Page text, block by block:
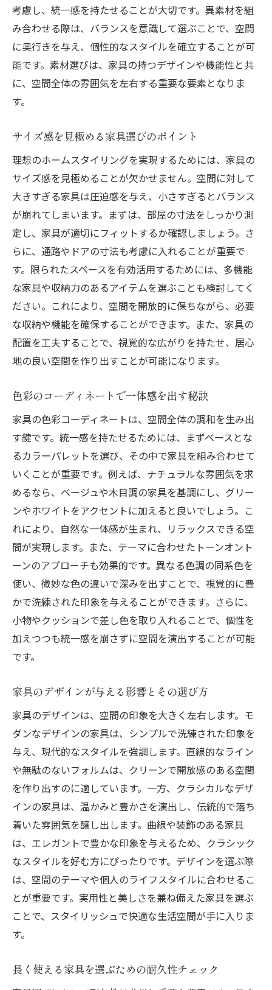
多機能家具で限られたスペースを活用
収納力を高める家具選びのポイント
快適性を重視した家具素材の選び方
ライフスタイルに合わせた家具選定方法
テーマに合った家具で個性的な空間を演出する
テーマごとの家具選びの基本
個性を引き出す家具のカスタマイズ案
スタイルを統一するための家具選び
アクセント家具で空間に変化をつける
異素材ミックスで独自の雰囲気を演出
家具の配置で動線を意識して快適な生活空間を
実現
使いやすさを考慮した動線計画の重要性
家具配置で生まれる快適な動線とは
部屋の目的に合わせた動線の工夫
生活動線に優れた家具配置の具体例
動線を意識したゾーニングのテクニック
北欧風ホームスタイリングに最適な家具の選び
方
シンプルながら機能的な北欧風家具選び
ナチュラル素材を活かした北欧スタイル
北欧風カラーコーディネートのポイント
北欧デザインを引き立てるインテリア小物
ヒュッゲを意識した家具の選び方
北欧風インテリアで心地よい空間作り
多機能家具で限られたスペースを有効活用する
秘訣
収納機能を兼ね備えた省スペース家具
多様な用途に対応する変形家具の選び方
スペースを最大限に活かす家具の工夫
多機能家具の選び方と活用法
狭い部屋を広く見せる家具テクニック
アクセサリーで家具と調和するインテリアを作
るコツ
テーマに合わせたインテリアアクセサリー
の選び方
家具と小物のバランスを考える配置術
アクセサリーで空間に彩りを加える方法
インテリアに動きをつけるアクセサリー選
定
トレンドを取り入れたアクセサリーコーデ
ィネート
考慮し、統一感を持たせることが大切です。異素材を組
み合わせる際は、バランスを意識して選ぶことで、空間
に奥行きを与え、個性的なスタイルを確立することが可
能です。素材選びは、家具の持つデザインや機能性と共
に、空間全体の雰囲気を左右する重要な要素となりま
す。
サイズ感を見極める家具選びのポイント
理想のホームスタイリングを実現するためには、家具の
サイズ感を見極めることが欠かせません。空間に対して
大きすぎる家具は圧迫感を与え、小さすぎるとバランス
が崩れてしまいます。まずは、部屋の寸法をしっかり測
定し、家具が適切にフィットするか確認しましょう。さ
らに、通路やドアの寸法も考慮に入れることが重要で
す。限られたスペースを有効活用するためには、多機能
な家具や収納力のあるアイテムを選ぶことも検討してく
ださい。これにより、空間を開放的に保ちながら、必要
な収納や機能を確保することができます。また、家具の
配置を工夫することで、視覚的な広がりを持たせ、居心
地の良い空間を作り出すことが可能になります。
色彩のコーディネートで一体感を出す秘訣
家具の色彩コーディネートは、空間全体の調和を生み出
す鍵です。統一感を持たせるためには、まずベースとな
るカラーパレットを選び、その中で家具を組み合わせて
いくことが重要です。例えば、ナチュラルな雰囲気を求
めるなら、ベージュや木目調の家具を基調にし、グリー
ンやホワイトをアクセントに加えると良いでしょう。こ
れにより、自然な一体感が生まれ、リラックスできる空
間が実現します。また、テーマに合わせたトーンオント
ーンのアプローチも効果的です。異なる色調の同系色を
使い、微妙な色の違いで深みを出すことで、視覚的に豊
かで洗練された印象を与えることができます。さらに、
小物やクッションで差し色を取り入れることで、個性を
加えつつも統一感を崩さずに空間を演出することが可能
です。
家具のデザインが与える影響とその選び方
家具のデザインは、空間の印象を大きく左右します。モ
ダンなデザインの家具は、シンプルで洗練された印象を
与え、現代的なスタイルを強調します。直線的なライン
や無駄のないフォルムは、クリーンで開放感のある空間
を作り出すのに適しています。一方、クラシカルなデザ
インの家具は、温かみと豊かさを演出し、伝統的で落ち
着いた雰囲気を醸し出します。曲線や装飾のある家具
は、エレガントで豊かな印象を与えるため、クラシック
なスタイルを好む方にぴったりです。デザインを選ぶ際
は、空間のテーマや個人のライフスタイルに合わせるこ
とが重要です。実用性と美しさを兼ね備えた家具を選ぶ
ことで、スタイリッシュで快適な生活空間が手に入りま
す。
長く使える家具を選ぶための耐久性チェック